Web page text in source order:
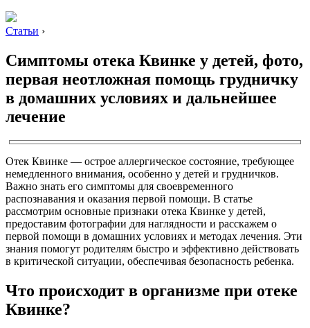
Статьи ›
Симптомы отека Квинке у детей, фото,
первая неотложная помощь грудничку
в домашних условиях и дальнейшее
лечение
Отек Квинке — острое аллергическое состояние, требующее
немедленного внимания, особенно у детей и грудничков.
Важно знать его симптомы для своевременного
распознавания и оказания первой помощи. В статье
рассмотрим основные признаки отека Квинке у детей,
предоставим фотографии для наглядности и расскажем о
первой помощи в домашних условиях и методах лечения. Эти
знания помогут родителям быстро и эффективно действовать
в критической ситуации, обеспечивая безопасность ребенка.
Что происходит в организме при отеке
Квинке?